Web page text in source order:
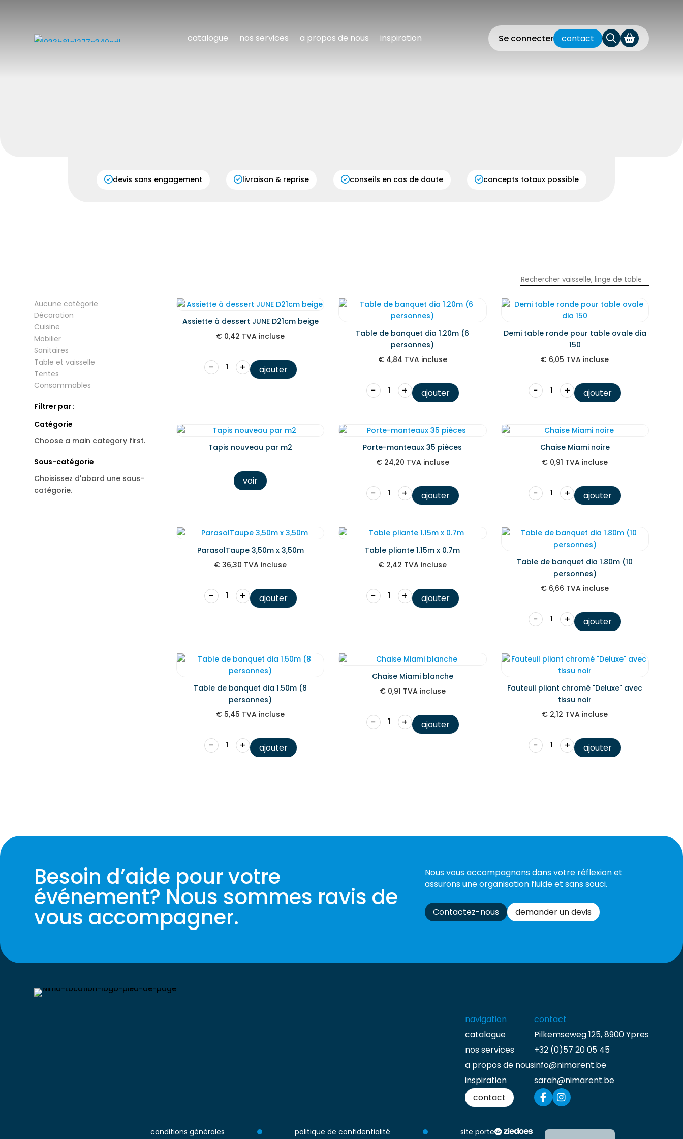
catalogue nos services a propos de nous inspiration Se connecter contact
devis sans engagement livraison & reprise conseils en cas de doute concepts totaux possible
Aucune catégorie
Décoration
Cuisine
Mobilier
Sanitaires
Table et vaisselle
Tentes
Consommables
Filtrer par :
Catégorie
Choose a main category first.
Sous-catégorie
Choisissez d'abord une sous-
catégorie.
Assiette à dessert JUNE D21cm beige
€ 0,42 TVA incluse
− + ajouter
Table de banquet dia 1.20m (6
personnes)
€4,84 TVA incluse
− + ajouter
Demi table ronde pour table ovale dia
150
€ 6,05 TVA incluse
− + ajouter
Tapis nouveau par m2
voir
Porte-manteaux 35 pièces
€24,20 TVA incluse
− + ajouter
Chaise Miami noire
€ 0,91 TVA incluse
− + ajouter
ParasolTaupe 3,50m x 3,50m
€ 36,30 TVA incluse
− + ajouter
Table pliante 1.15m x 0.7m
€ 2,42 TVA incluse
− + ajouter
Table de banquet dia 1.80m (10
personnes)
€ 6,66 TVA incluse
− + ajouter
Table de banquet dia 1.50m (8
personnes)
€ 5,45 TVA incluse
− + ajouter
Chaise Miami blanche
€0,91 TVA incluse
− + ajouter
Fauteuil pliant chromé "Deluxe" avec
tissu noir
€ 2,12 TVA incluse
− + ajouter
Besoin d’aide pour votre
événement? Nous sommes ravis de
vous accompagner.
Nous vous accompagnons dans votre réflexion et
assurons une organisation fluide et sans souci.
Contactez-nous demander un devis
navigation
catalogue
nos services
a propos de nous
inspiration
contact
contact
Pilkemseweg 125, 8900 Ypres
+32 (0)57 20 05 45
info@nimarent.be
sarah@nimarent.be
conditions générales politique de confidentialité site porte